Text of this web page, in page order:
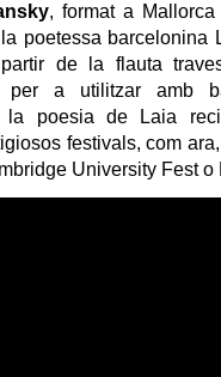
, format a
poetessa barcelonina
de la flauta
per a utilitzar amb
la poesia de Laia
festivals, com
University Fest